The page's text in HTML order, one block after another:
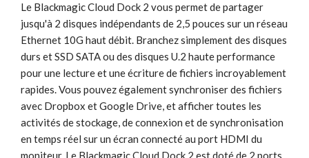
Le Blackmagic Cloud Dock 2 vous permet de partager
jusqu'à 2 disques indépendants de 2,5 pouces sur un réseau
Ethernet 10G haut débit. Branchez simplement des disques
durs et SSD SATA ou des disques U.2 haute performance
pour une lecture et une écriture de fichiers incroyablement
rapides. Vous pouvez également synchroniser des fichiers
avec Dropbox et Google Drive, et afficher toutes les
activités de stockage, de connexion et de synchronisation
en temps réel sur un écran connecté au port HDMI du
moniteur. Le Blackmagic Cloud Dock 2 est doté de 2 ports